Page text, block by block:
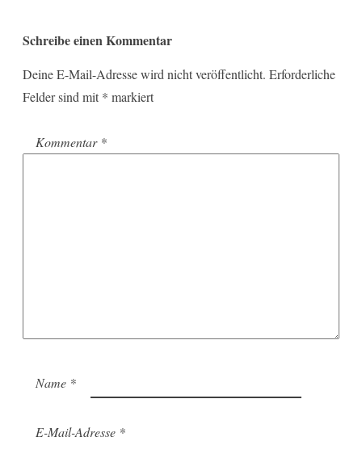
Schreibe einen Kommentar
Deine E-Mail-Adresse wird nicht veröffentlicht. Erforderliche
Felder sind mit * markiert
Kommentar *
Name *
E-Mail-Adresse *